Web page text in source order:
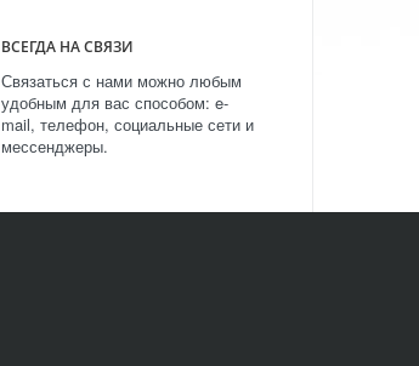
ВСЕГДА НА СВЯЗИ
Связаться с нами можно любым
удобным для вас способом: e-
mail, телефон, социальные сети и
мессенджеры.